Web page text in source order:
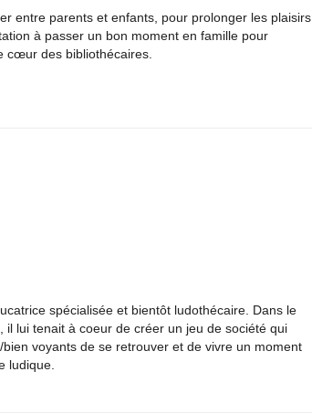
entre parents et enfants, pour prolonger les plaisirs
à passer un bon moment en famille pour
cœur des bibliothécaires.
spécialisée et bientôt ludothécaire. Dans le
il lui tenait à coeur de créer un jeu de société qui
voyants de se retrouver et de vivre un moment
ludique.